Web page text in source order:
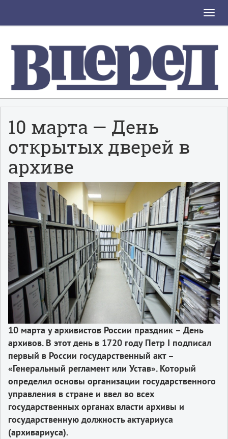
Toggle
10 марта — День
открытых дверей в
архиве
10 марта у архивистов России праздник – День
архивов. В этот день в 1720 году Петр I подписал
первый в России государственный акт –
«Генеральный регламент или Устав». Который
определил основы организации государственного
управления в стране и ввел во всех
государственных органах власти архивы и
государственную должность актуариуса
(архивариуса).